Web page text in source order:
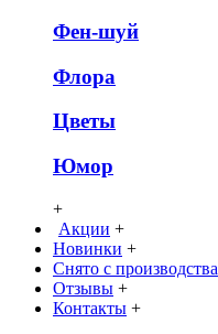
Фен-шуй
Флора
Цветы
Юмор
+
Акции +
Новинки +
Снято с производства
Отзывы +
Контакты +